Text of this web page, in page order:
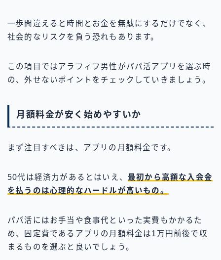
一歩間違えると時間とお金を無駄にするだけでなく、
社会的なリスクを負う恐れもあります。
この項目ではアラフィフ男性がパパ活アプリを選ぶ時
の、外せないポイントをチェックしていきましょう。
月額料金が安く始めやすいか
まず注目すべきは、アプリの月額料金です。
50代は経済力があるとはいえ、 最初から高額な入会金
を払うのは心理的なハードルが高いもの。
パパ活にはお手当や食事代といった実費もかかるた
め、固定費であるアプリの月額料金は1万円前後で収
まるものを選ぶと良いでしょう。